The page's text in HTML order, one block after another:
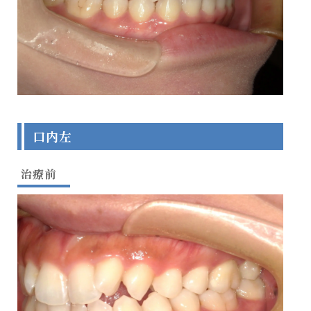
口内左
治療前